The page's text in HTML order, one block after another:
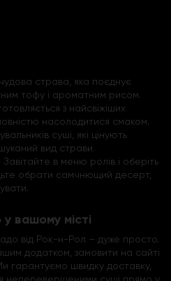
страва, яка поєднує
тофу і ароматним рисом.
з найсвіжіших
насолодитися смаком.
суші, які цінують
вид страви.
в меню ролів і оберіть
обрати самчнющий десерт,
вашому місті
від Рок-н-Рол – дуже просто.
додатком, замовити на сайті
гарантуємо швидку доставку,